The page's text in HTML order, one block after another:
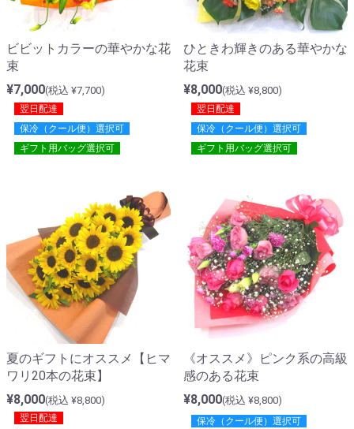
ビビットカラーの華やかな花
束
¥7,000(税込 ¥7,700)
翌日配達
保冷（クール便）選択可
ギフト用バッグ選択可
ひときわ輝きのある華やかな
花束
¥8,000(税込 ¥8,800)
翌日配達
保冷（クール便）選択可
ギフト用バッグ選択可
夏のギフトにオススメ【ヒマ
ワリ20本の花束】
¥8,000(税込 ¥8,800)
翌日配達
《オススメ》ピンク系の高級
感のある花束
¥8,000(税込 ¥8,800)
保冷（クール便）選択可